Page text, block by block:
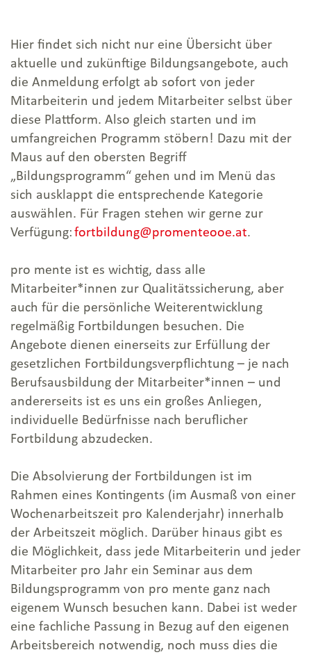
Geschäftsfeld Sucht
Thementage: Ausschließlich
Geschäftsfeld Arbeit
Fachtagungen
Angebote aus dem Institut
Suchtprävention
für pro mente OÖ-Mitarbeiter*innen
Hier findet sich nicht nur eine Übersicht über
aktuelle und zukünftige Bildungsangebote, auch
die Anmeldung erfolgt ab sofort von jeder
Mitarbeiterin und jedem Mitarbeiter selbst über
diese Plattform. Also gleich starten und im
umfangreichen Programm stöbern! Dazu mit der
Maus auf den obersten Begriff
„Bildungsprogramm“ gehen und im Menü das
sich ausklappt die entsprechende Kategorie
auswählen. Für Fragen stehen wir gerne zur
Verfügung: fortbildung@promenteooe.at.
pro mente ist es wichtig, dass alle
Mitarbeiter*innen zur Qualitätssicherung, aber
auch für die persönliche Weiterentwicklung
regelmäßig Fortbildungen besuchen. Die
Angebote dienen einerseits zur Erfüllung der
gesetzlichen Fortbildungsverpflichtung – je nach
Berufsausbildung der Mitarbeiter*innen – und
andererseits ist es uns ein großes Anliegen,
individuelle Bedürfnisse nach beruflicher
Fortbildung abzudecken.
Die Absolvierung der Fortbildungen ist im
Rahmen eines Kontingents (im Ausmaß von einer
Wochenarbeitszeit pro Kalenderjahr) innerhalb
der Arbeitszeit möglich. Darüber hinaus gibt es
die Möglichkeit, dass jede Mitarbeiterin und jeder
Mitarbeiter pro Jahr ein Seminar aus dem
Bildungsprogramm von pro mente ganz nach
eigenem Wunsch besuchen kann. Dabei ist weder
eine fachliche Passung in Bezug auf den eigenen
Arbeitsbereich notwendig, noch muss dies die